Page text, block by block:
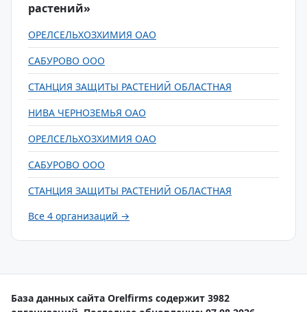
растений»
ОРЕЛСЕЛЬХОЗХИМИЯ ОАО
САБУРОВО ООО
СТАНЦИЯ ЗАЩИТЫ РАСТЕНИЙ ОБЛАСТНАЯ
НИВА ЧЕРНОЗЕМЬЯ ОАО
ОРЕЛСЕЛЬХОЗХИМИЯ ОАО
САБУРОВО ООО
СТАНЦИЯ ЗАЩИТЫ РАСТЕНИЙ ОБЛАСТНАЯ
Все 4 организаций →
База данных сайта Orelfirms содержит 3982